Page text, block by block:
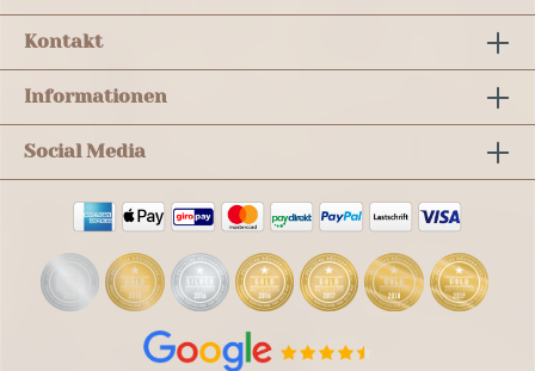
Kontakt
Informationen
Social Media